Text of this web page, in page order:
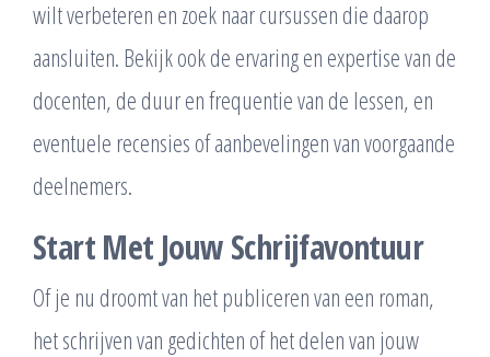
wilt verbeteren en zoek naar cursussen die daarop
aansluiten. Bekijk ook de ervaring en expertise van de
docenten, de duur en frequentie van de lessen, en
eventuele recensies of aanbevelingen van voorgaande
deelnemers.
Start Met Jouw Schrijfavontuur
Of je nu droomt van het publiceren van een roman,
het schrijven van gedichten of het delen van jouw